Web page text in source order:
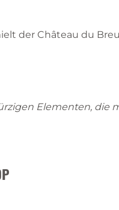
der Château du
Elementen,